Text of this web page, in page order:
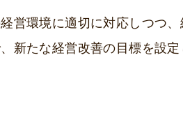
営環境に適切に対応しつつ、
新たな経営改善の目標を設